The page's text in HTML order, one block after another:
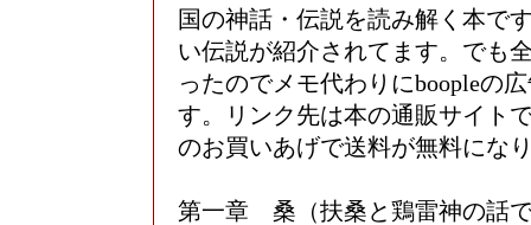
国の神話・伝説を読み解く本で
い伝説が紹介されてます。でも
ったのでメモ代わりにboopleの
す。リンク先は本の通販サイト
のお買いあげで送料が無料にな
第一章 桑（扶桑と鶏雷神の話